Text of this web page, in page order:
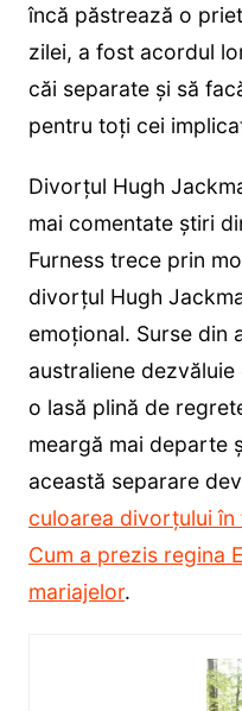
încă păstrează o
zilei, a fost acordul
căi separate și să
pentru toți cei
Divorțul Hugh
mai comentate știri
Furness trece prin
divorțul Hugh
emoțional. Surse din
australiene
o lasă plină de
meargă mai departe
această separare
culoarea divorțului în
Cum a prezis regina
mariajelor.